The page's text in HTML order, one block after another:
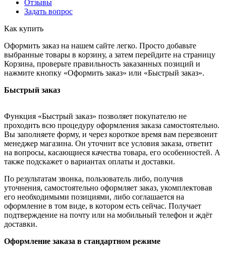
Отзывы
Задать вопрос
Как купить
Оформить заказ на нашем сайте легко. Просто добавьте
выбранные товары в корзину, а затем перейдите на страницу
Корзина, проверьте правильность заказанных позиций и
нажмите кнопку «Оформить заказ» или «Быстрый заказ».
Быстрый заказ
Функция «Быстрый заказ» позволяет покупателю не
проходить всю процедуру оформления заказа самостоятельно.
Вы заполняете форму, и через короткое время вам перезвонит
менеджер магазина. Он уточнит все условия заказа, ответит
на вопросы, касающиеся качества товара, его особенностей. А
также подскажет о вариантах оплаты и доставки.
По результатам звонка, пользователь либо, получив
уточнения, самостоятельно оформляет заказ, укомплектовав
его необходимыми позициями, либо соглашается на
оформление в том виде, в котором есть сейчас. Получает
подтверждение на почту или на мобильный телефон и ждёт
доставки.
Оформление заказа в стандартном режиме